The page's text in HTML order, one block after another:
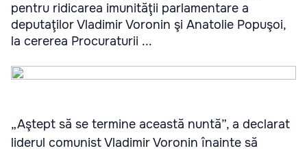
pentru ridicarea imunităţii parlamentare a
deputaţilor Vladimir Voronin şi Anatolie Popuşoi,
la cererea Procuraturii ...
„Aştept să se termine această nuntă”, a declarat
liderul comunist Vladimir Voronin înainte să